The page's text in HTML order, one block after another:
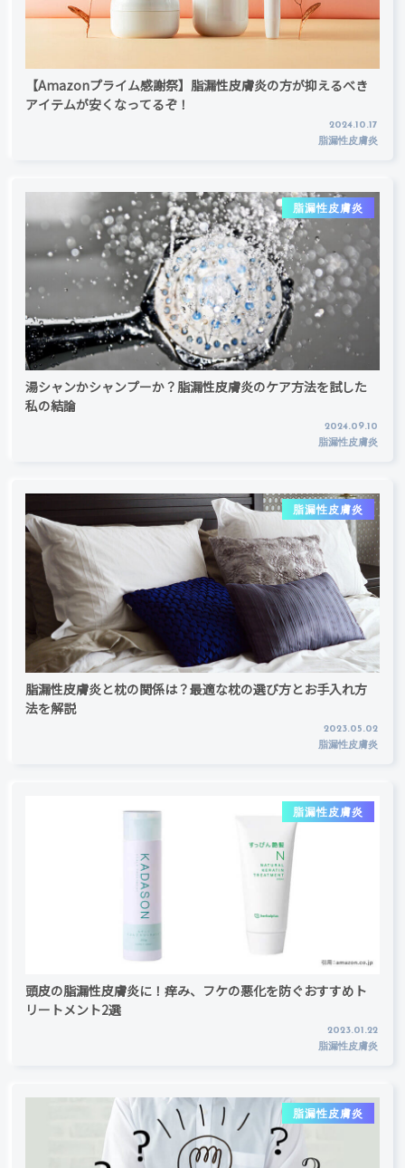
【Amazonプライム感謝祭】脂漏性皮膚炎の方が抑えるべき
アイテムが安くなってるぞ！
2024.10.17
脂漏性皮膚炎
脂漏性皮膚炎
湯シャンかシャンプーか？脂漏性皮膚炎のケア方法を試した
私の結論
2024.09.10
脂漏性皮膚炎
脂漏性皮膚炎
脂漏性皮膚炎と枕の関係は？最適な枕の選び方とお手入れ方
法を解説
2023.05.02
脂漏性皮膚炎
脂漏性皮膚炎
頭皮の脂漏性皮膚炎に！痒み、フケの悪化を防ぐおすすめト
リートメント2選
2023.01.22
脂漏性皮膚炎
脂漏性皮膚炎